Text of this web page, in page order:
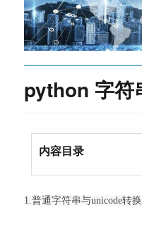
python 字符
内容目录
1.普通字符串与unicode转换